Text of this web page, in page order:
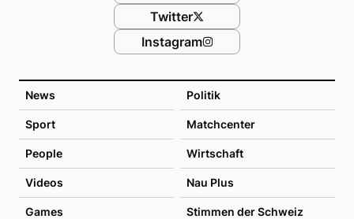
News Politik
Sport Matchcenter
People Wirtschaft
Videos Nau Plus
Games Stimmen der Schweiz
Twitter
Instagram